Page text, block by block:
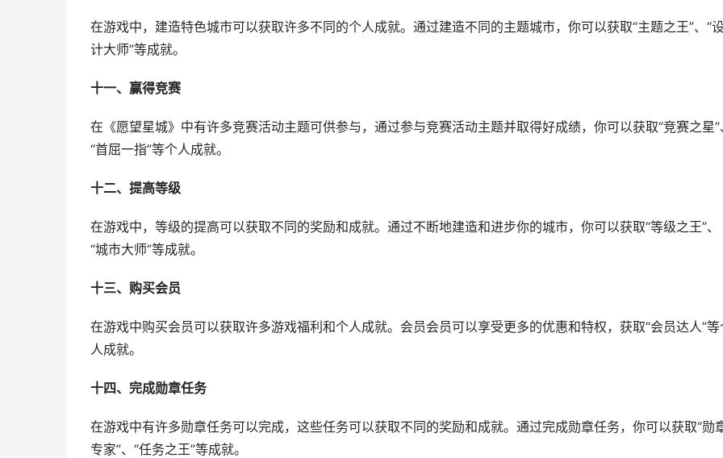
在游戏中，建造特色城市可以获取许多不同的个人成就。通过建造不同的主题城市，你可以获取“主题之王”、“
计大师”等成就。
十一、赢得竞赛
在《愿望星城》中有许多竞赛活动主题可供参与，通过参与竞赛活动主题并取得好成绩，你可以获取“竞赛之星”
“首屈一指”等个人成就。
十二、提高等级
在游戏中，等级的提高可以获取不同的奖励和成就。通过不断地建造和进步你的城市，你可以获取“等级之王”、
“城市大师”等成就。
十三、购买会员
在游戏中购买会员可以获取许多游戏福利和个人成就。会员会员可以享受更多的优惠和特权，获取“会员达人”等
人成就。
十四、完成勋章任务
在游戏中有许多勋章任务可以完成，这些任务可以获取不同的奖励和成就。通过完成勋章任务，你可以获取“勋
专家”、“任务之王”等成就。